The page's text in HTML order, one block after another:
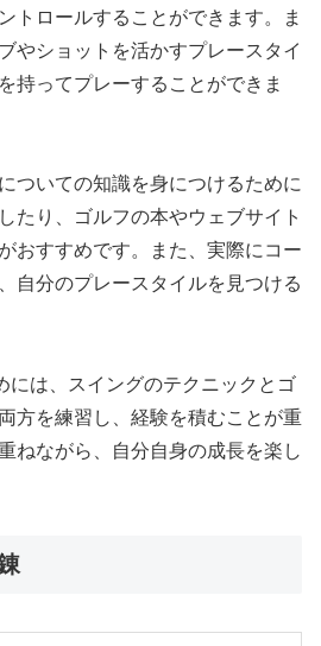
トロールすることができます。ま
やショットを活かすプレースタイ
持ってプレーすることができま
ついての知識を身につけるために
たり、ゴルフの本やウェブサイト
おすすめです。また、実際にコー
自分のプレースタイルを見つける
には、スイングのテクニックとゴ
方を練習し、経験を積むことが重
ねながら、自分自身の成長を楽し